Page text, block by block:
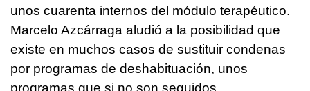
unos cuarenta internos del módulo terapéutico.
Marcelo Azcárraga aludió a la posibilidad que
existe en muchos casos de sustituir condenas
por programas de deshabituación, unos
programas que si no son seguidos